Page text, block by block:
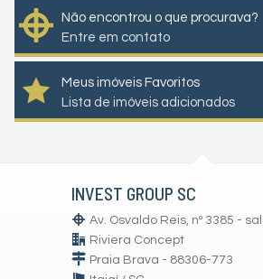
Não encontrou o que procurava?
Entre em contato
Meus imóveis Favoritos
Lista de imóveis adicionados
INVEST GROUP SC
Av. Osvaldo Reis, nº 3385 -
Riviera Concept
Praia Brava - 88306-773